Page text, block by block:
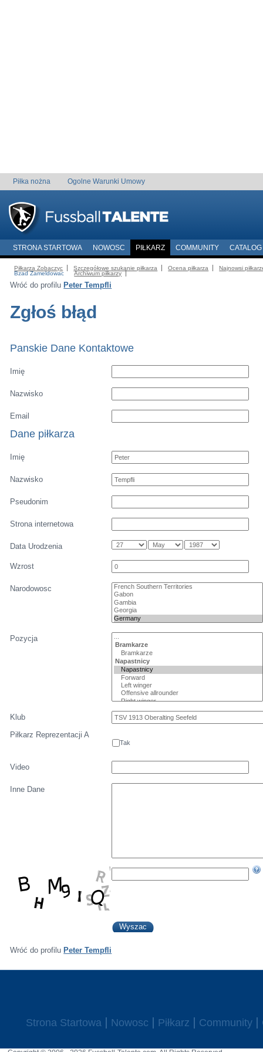
Piłka nożna Ogolne Warunki Umowy
STRONA STARTOWA NOWOSC PIŁKARZ COMMUNITY CATALOG
Piłkarza Zobaczyc Szczegółowe szukanie piłkarza Ocena piłkarza
Najnowsi
Bzad Zameldowac
Archiwum piłkarzy
Wróć do profilu Peter Tempfli
Zgłoś błąd
Panskie Dane Kontaktowe
Imię
Nazwisko
Email
Dane piłkarza
Imię
Nazwisko
Pseudonim
Strona internetowa
Data Urodzenia
Wzrost
Narodowosc
Pozycja
Klub
Piłkarz Reprezentacji A
Tak
Video
Inne Dane
Wróć do profilu Peter Tempfli
Strona Startowa Nowosc Piłkarz Community